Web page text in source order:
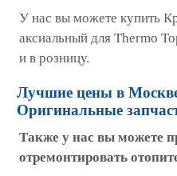
У нас вы можете купить
аксиальный для Thermo
и в розницу.
Лучшие цены в
Оригинальные
Также у нас вы можете
отремонтировать